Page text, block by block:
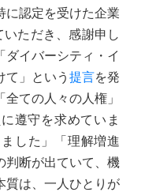
に認定を受けた企業
ただき、感謝申し
ダイバーシティ・イ
て」という 提言を発
ての人々の人権」
遵守を求めていま
した」「理解増進
判断が出ていて、機
質は、一人ひとりが